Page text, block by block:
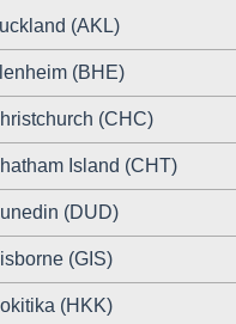
(AKL)
(BHE)
(CHC)
Island (CHT)
(DUD)
(GIS)
(HKK)